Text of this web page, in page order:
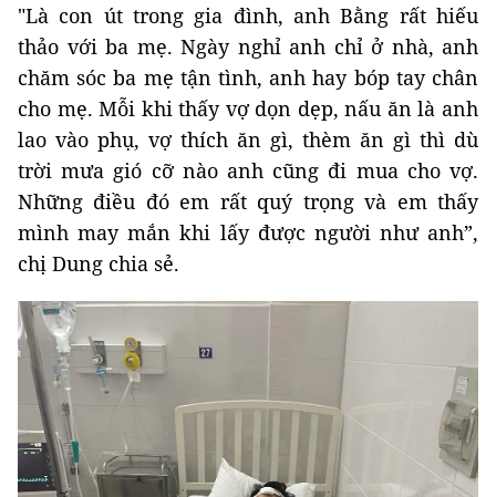
"Là con út trong gia đình, anh Bằng rất hiếu
thảo với ba mẹ. Ngày nghỉ anh chỉ ở nhà, anh
chăm sóc ba mẹ tận tình, anh hay bóp tay chân
cho mẹ. Mỗi khi thấy vợ dọn dẹp, nấu ăn là anh
lao vào phụ, vợ thích ăn gì, thèm ăn gì thì dù
trời mưa gió cỡ nào anh cũng đi mua cho vợ.
Những điều đó em rất quý trọng và em thấy
mình may mắn khi lấy được người như anh”,
chị Dung chia sẻ.